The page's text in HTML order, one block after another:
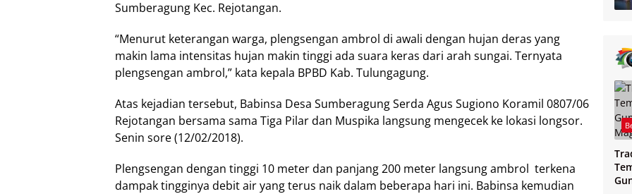
Sumberagung Kec. Rejotangan.
“Menurut keterangan warga, plengsengan ambrol di awali dengan hujan deras yang
makin lama intensitas hujan makin tinggi ada suara keras dari arah sungai. Ternyata
plengsengan ambrol,” kata kepala BPBD Kab. Tulungagung.
Atas kejadian tersebut, Babinsa Desa Sumberagung Serda Agus Sugiono Koramil 0807/06
Rejotangan bersama sama Tiga Pilar dan Muspika langsung mengecek ke lokasi longsor.
Senin sore (12/02/2018).
Plengsengan dengan tinggi 10 meter dan panjang 200 meter langsung ambrol terkena
dampak tingginya debit air yang terus naik dalam beberapa hari ini. Babinsa kemudian